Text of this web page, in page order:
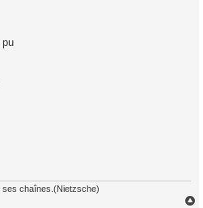
pu
ses chaînes.(Nietzsche)